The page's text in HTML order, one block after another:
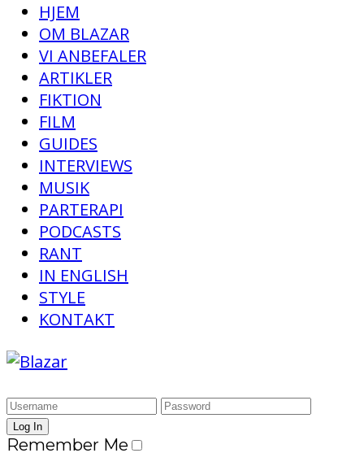
HJEM
OM BLAZAR
VI ANBEFALER
ARTIKLER
FIKTION
FILM
GUIDES
INTERVIEWS
MUSIK
PARTERAPI
PODCASTS
RANT
IN ENGLISH
STYLE
KONTAKT
Remember Me